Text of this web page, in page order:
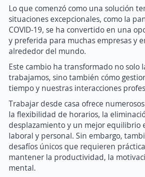
Lo que comenzó como una solución
situaciones excepcionales, como la
COVID-19, se ha convertido en una
y preferida para muchas empresas y
alrededor del mundo.
Este cambio ha transformado no solo
trabajamos, sino también cómo
tiempo y nuestras interacciones
Trabajar desde casa ofrece
la flexibilidad de horarios, la
desplazamiento y un mejor equilibrio
laboral y personal. Sin embargo,
desafíos únicos que requieren
mantener la productividad, la
mental.